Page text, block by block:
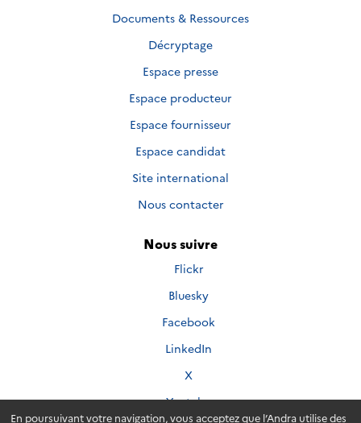
En poursuivant votre navigation, vous acceptez que l’Andra utilise des
Documents & Ressources
Décryptage
Espace presse
Espace producteur
Espace fournisseur
Espace candidat
Site international
Nous contacter
Nous suivre
Nous
sur
Flickr
Nous
sur
Bluesky
Nous
sur
Facebook
Nous
LinkedIn
Nous
X
Nous
suivre
Youtube